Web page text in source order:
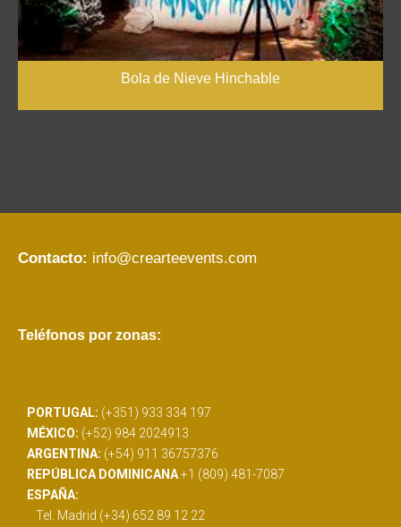
Bola de Nieve Hinchable
Contacto: info@crearteevents.com
Teléfonos por zonas:
PORTUGAL: (+351) 933 334 197
MÉXICO: (+52) 984 2024913
ARGENTINA: (+54) 911 36757376
REPÚBLICA DOMINICANA+1 (809) 481-7087
ESPAÑA:
Tel. Madrid (+34) 652 89 12 22